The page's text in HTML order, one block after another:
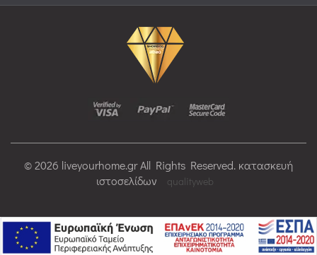
© 2026 liveyourhome.gr All Rights Reserved. κατασκευή
ιστοσελίδων
qualityweb
>